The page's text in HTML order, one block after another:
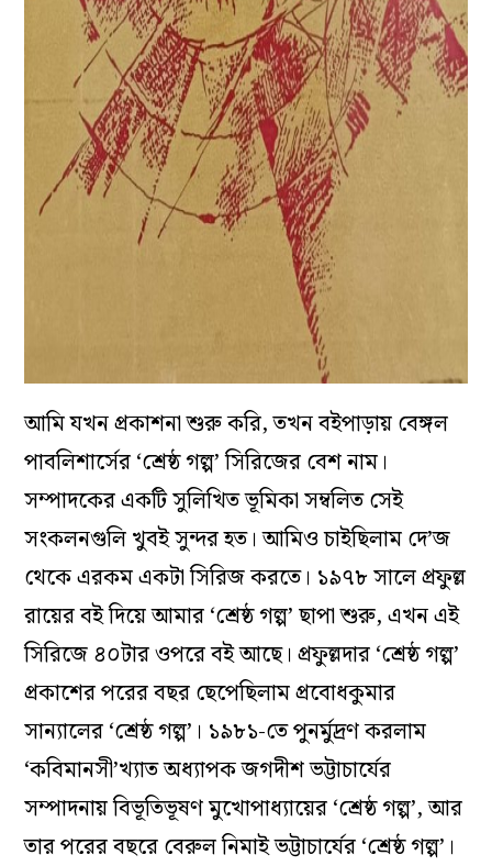
আমি যখন প্রকাশনা শুরু করি, তখন বইপাড়ায় বেঙ্গল
পাবলিশার্সের ‘শ্রেষ্ঠ গল্প’ সিরিজের বেশ নাম।
সম্পাদকের একটি সুলিখিত ভূমিকা সম্বলিত সেই
সংকলনগুলি খুবই সুন্দর হত। আমিও চাইছিলাম দে’জ
থেকে এরকম একটা সিরিজ করতে। ১৯৭৮ সালে প্রফুল্ল
রায়ের বই দিয়ে আমার ‘শ্রেষ্ঠ গল্প’ ছাপা শুরু, এখন এই
সিরিজে ৪০টার ওপরে বই আছে। প্রফুল্লদার ‘শ্রেষ্ঠ গল্প’
প্রকাশের পরের বছর ছেপেছিলাম প্রবোধকুমার
সান্যালের ‘শ্রেষ্ঠ গল্প’। ১৯৮১-তে পুনর্মুদ্রণ করলাম
‘কবিমানসী’খ্যাত অধ্যাপক জগদীশ ভট্টাচার্যের
সম্পাদনায় বিভূতিভূষণ মুখোপাধ্যায়ের ‘শ্রেষ্ঠ গল্প’, আর
তার পরের বছরে বেরুল নিমাই ভট্টাচার্যের ‘শ্রেষ্ঠ গল্প’।